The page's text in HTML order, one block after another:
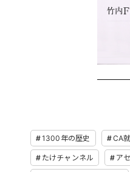
1300年の歴史 CA
たけチャンネル ア